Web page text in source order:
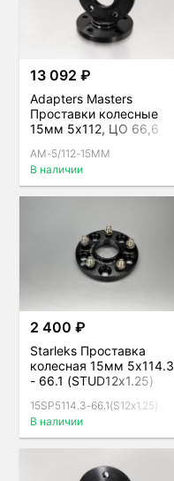
13 092 ₽
Adapters Masters
Проставки колесные
15мм 5х112, ЦО 66,6
черные
AM-5/112-15MM
В наличии
2 400 ₽
Starleks Проставка
колесная 15мм 5x114.3
- 66.1 (STUD12х1.25)
15SP5114.3-66.1(S12х1.25)
В наличии